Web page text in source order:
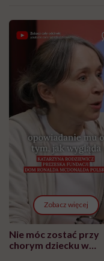
Zobacz więcej
Nie móc zostać przy
chorym dziecku w